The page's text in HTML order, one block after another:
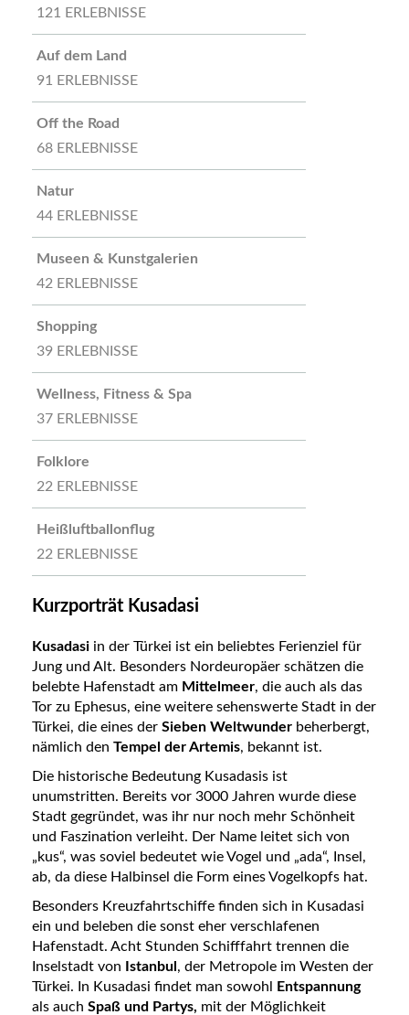
121 ERLEBNISSE
Auf dem Land
91 ERLEBNISSE
Off the Road
68 ERLEBNISSE
Natur
44 ERLEBNISSE
Museen & Kunstgalerien
42 ERLEBNISSE
Shopping
39 ERLEBNISSE
Wellness, Fitness & Spa
37 ERLEBNISSE
Folklore
22 ERLEBNISSE
Heißluftballonflug
22 ERLEBNISSE
Kurzporträt Kusadasi
Kusadasi in der Türkei ist ein beliebtes Ferienziel für
Jung und Alt. Besonders Nordeuropäer schätzen die
belebte Hafenstadt am Mittelmeer, die auch als das
Tor zu Ephesus, eine weitere sehenswerte Stadt in der
Türkei, die eines der Sieben Weltwunder beherbergt,
nämlich den Tempel der Artemis, bekannt ist.
Die historische Bedeutung Kusadasis ist
unumstritten. Bereits vor 3000 Jahren wurde diese
Stadt gegründet, was ihr nur noch mehr Schönheit
und Faszination verleiht. Der Name leitet sich von
„kus“, was soviel bedeutet wie Vogel und „ada“, Insel,
ab, da diese Halbinsel die Form eines Vogelkopfs hat.
Besonders Kreuzfahrtschiffe finden sich in Kusadasi
ein und beleben die sonst eher verschlafenen
Hafenstadt. Acht Stunden Schifffahrt trennen die
Inselstadt von
Istanbul , der Metropole im Westen der
Türkei. In Kusadasi findet man sowohl
Entspannung
als auch Spaß und Partys, mit der Möglichkeit